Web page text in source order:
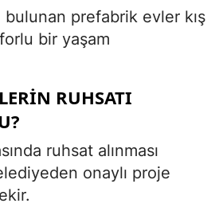
bulunan prefabrik evler kış
bir yaşam
RUHSATI
ruhsat alınması
onaylı proje